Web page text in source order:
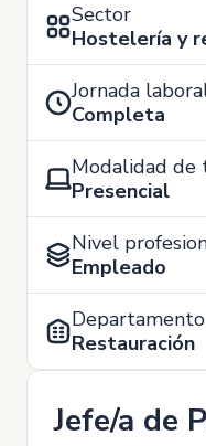
Sector
Hostelería y
Jornada
Completa
Modalidad de
Presencial
Nivel
Empleado
Departamento
Restauración
Jefe/a de